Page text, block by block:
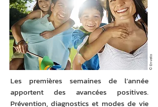
© Envato
Les premières semaines de l’année
apportent des avancées positives.
Prévention, diagnostics et modes de vie